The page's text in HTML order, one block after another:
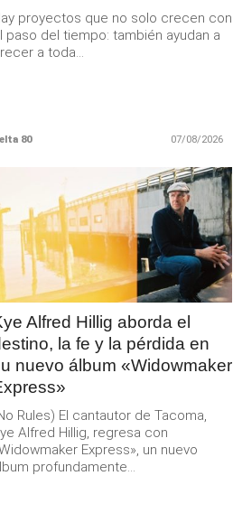
proyectos que no solo crecen con
paso del tiempo: también ayudan a
a toda...
80 07/08/2026
LEER
MAS
Alfred Hillig aborda el
la fe y la pérdida en
nuevo álbum «Widowmaker
Rules) El cantautor de Tacoma,
Alfred Hillig, regresa con
Express», un nuevo
profundamente...